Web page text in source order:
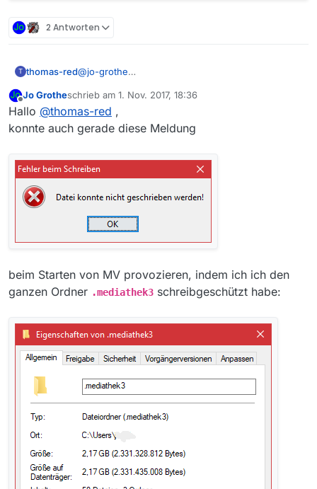
2 Antworten
T thomas-red@jo-grothe
einfacher User und muss das mal in Ruhe
ausprobieren bzw. zu verstehen suchen.
Im Ordner mediathek3 habe ich alle Rechte, auch
Schreibrechte.
Probleme.
Ich werde es mit einer Neuinstallation von
MediathekView versuchen. Vielleicht ist es aber
auch wichtig, alles von den vorhandenen
Versionen zu entfernen.
Mich irritiert übrigens auch der Hinweis, den ich
nachjedemStart von MV erhalte “Für Mac-User
obwohl ich kein Mac-User bin. Es geht erst weiter,
wenn ich dort auf OK drücke.
Offline
Jo Grotheschrieb am 1. Nov. 2017, 18:36
zuletzt editiert von
Hallo @thomas-red ,
konnte auch gerade diese Meldung
beim Starten von MV provozieren, indem ich ich den
ganzen Ordner .mediathek3 schreibgeschützt habe: